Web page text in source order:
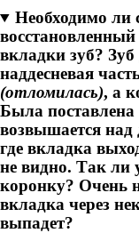
Необходимо ли
вкладки зуб?
наддесневая
(отломилась), а
Была поставлена
возвышается над
где вкладка
не видно. Так ли
коронку? Очень
вкладка через
выпадет?